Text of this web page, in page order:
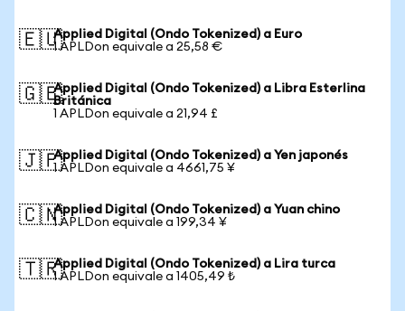
🇪🇺Applied Digital (Ondo Tokenized) a Euro
1 APLDon equivale a 25,58 €
🇬🇧Applied Digital (Ondo Tokenized) a Libra Esterlina
Británica
1 APLDon equivale a 21,94 £
🇯🇵Applied Digital (Ondo Tokenized) a Yen japonés
1 APLDon equivale a 4661,75 ¥
🇨🇳Applied Digital (Ondo Tokenized) a Yuan chino
1 APLDon equivale a 199,34 ¥
🇹🇷Applied Digital (Ondo Tokenized) a Lira turca
1 APLDon equivale a 1405,49 ₺